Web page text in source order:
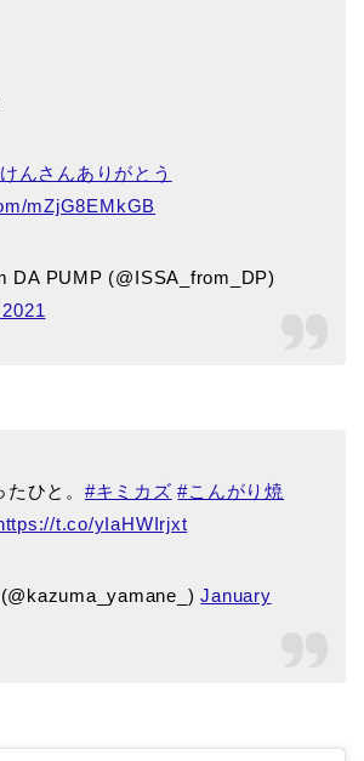
んさんありがとう
mZjG8EMkGB
DA PUMP (@ISSA_from_DP)
ひと。 #キミカズ #こんがり焼
t.co/yIaHWIrjxt
January